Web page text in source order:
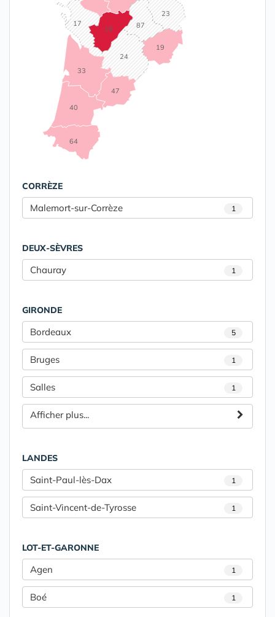
16
17
19
23
24
33
40
47
64
87
CORRÈZE
Malemort-sur-Corrèze 1
DEUX-SÈVRES
Chauray 1
GIRONDE
Bordeaux 5
Bruges 1
Salles 1
Afficher plus...
LANDES
Saint-Paul-lès-Dax 1
Saint-Vincent-de-Tyrosse 1
LOT-ET-GARONNE
Agen 1
Boé 1